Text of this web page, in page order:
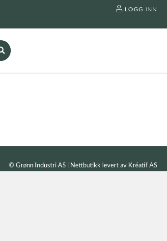
LOGG INN
© Grønn Industri AS | Nettbutikk levert av Kréatif AS